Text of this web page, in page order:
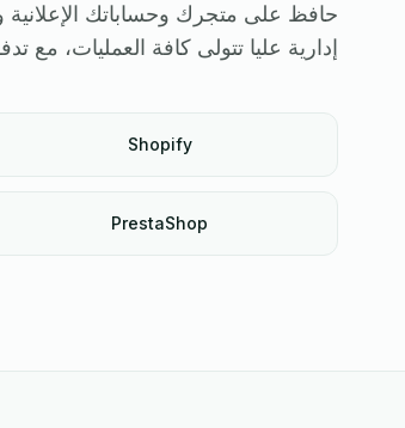
إدارية عليا تتولى كافة العمليات، مع
Shopify
PrestaShop